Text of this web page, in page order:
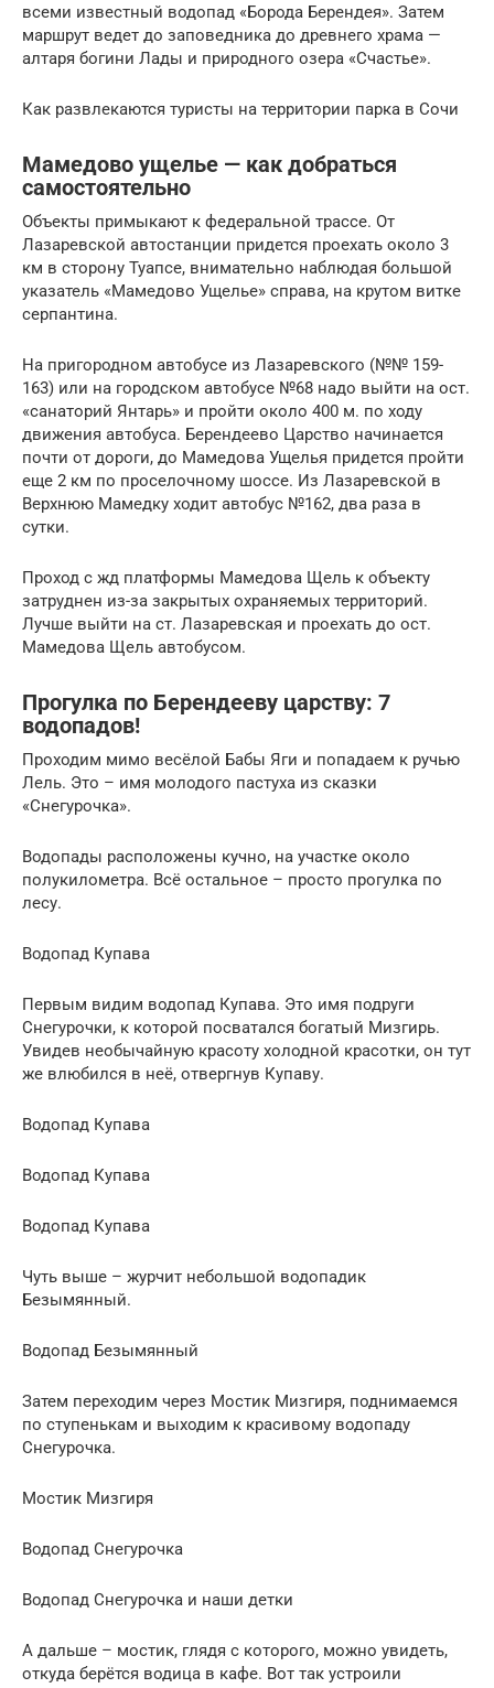
всеми известный водопад «Борода Берендея». Затем
маршрут ведет до заповедника до древнего храма —
алтаря богини Лады и природного озера «Счастье».
Как развлекаются туристы на территории парка в Сочи
Мамедово ущелье — как добраться
самостоятельно
Объекты примыкают к федеральной трассе. От
Лазаревской автостанции придется проехать около 3
км в сторону Туапсе, внимательно наблюдая большой
указатель «Мамедово Ущелье» справа, на крутом витке
серпантина.
На пригородном автобусе из Лазаревского (№№ 159-
163) или на городском автобусе №68 надо выйти на ост.
«санаторий Янтарь» и пройти около 400 м. по ходу
движения автобуса. Берендеево Царство начинается
почти от дороги, до Мамедова Ущелья придется пройти
еще 2 км по проселочному шоссе. Из Лазаревской в
Верхнюю Мамедку ходит автобус №162, два раза в
сутки.
Проход с жд платформы Мамедова Щель к объекту
затруднен из-за закрытых охраняемых территорий.
Лучше выйти на ст. Лазаревская и проехать до ост.
Мамедова Щель автобусом.
Прогулка по Берендееву царству: 7
водопадов!
Проходим мимо весёлой Бабы Яги и попадаем к ручью
Лель. Это – имя молодого пастуха из сказки
«Снегурочка».
Водопады расположены кучно, на участке около
полукилометра. Всё остальное – просто прогулка по
лесу.
Водопад Купава
Первым видим водопад Купава. Это имя подруги
Снегурочки, к которой посватался богатый Мизгирь.
Увидев необычайную красоту холодной красотки, он тут
же влюбился в неё, отвергнув Купаву.
Водопад Купава
Водопад Купава
Водопад Купава
Чуть выше – журчит небольшой водопадик
Безымянный.
Водопад Безымянный
Затем переходим через Мостик Мизгиря, поднимаемся
по ступенькам и выходим к красивому водопаду
Снегурочка.
Мостик Мизгиря
Водопад Снегурочка
Водопад Снегурочка и наши детки
А дальше – мостик, глядя с которого, можно увидеть,
откуда берётся водица в кафе. Вот так устроили